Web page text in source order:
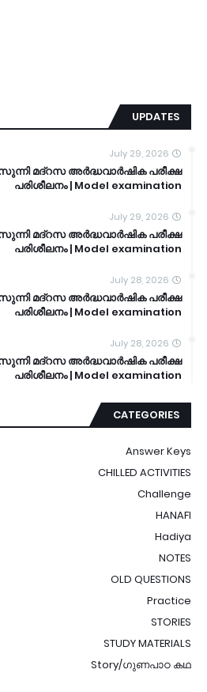
UPDATES
July 29, 2026
| സുന്നി മദ്റസ അർദ്ധവാർഷിക പരീക്ഷ
പരിശീലനം | Model examination
July 29, 2026
I | സുന്നി മദ്റസ അർദ്ധവാർഷിക പരീക്ഷ
പരിശീലനം | Model examination
July 28, 2026
| സുന്നി മദ്റസ അർദ്ധവാർഷിക പരീക്ഷ
പരിശീലനം | Model examination
July 28, 2026
I | സുന്നി മദ്റസ അർദ്ധവാർഷിക പരീക്ഷ
പരിശീലനം | Model examination
CATEGORIES
Answer Keys
CHILLED ACTIVITIES
Challenge
HANAFI
Hadiya
NOTES
OLD QUESTIONS
Practice
STORIES
STUDY MATERIALS
Story/ഗുണപാഠ കഥ